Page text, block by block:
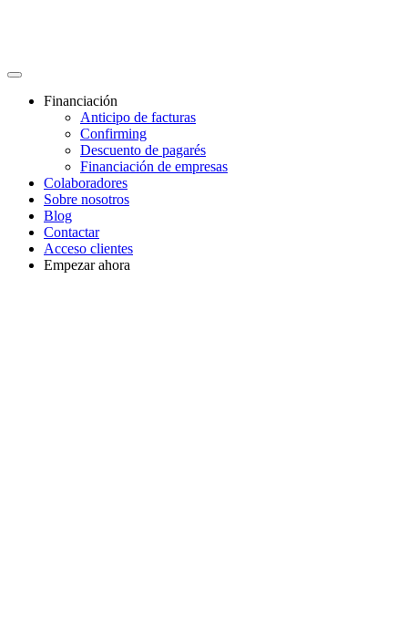
Financiación
Anticipo de facturas
Confirming
Descuento de pagarés
Financiación de empresas
Colaboradores
Sobre nosotros
Blog
Contactar
Acceso clientes
Empezar ahora